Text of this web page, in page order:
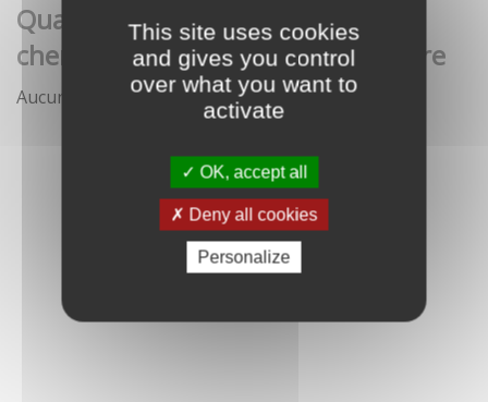
This site uses cookies
and gives you control
over what you want to
activate
OK, accept all
Deny all cookies
Personalize
Qualification des enseignants-
chercheurs en écoles d'architecture
Aucune démarche pour le moment